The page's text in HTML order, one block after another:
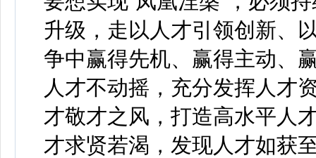
升级，走以人才引领创新、
争中赢得先机、赢得主动、
人才不动摇，充分发挥人才
才敬才之风，打造高水平人
才求贤若渴，发现人才如获